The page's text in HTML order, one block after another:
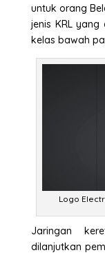
untuk orang
jenis KRL
kelas bawah
Logo
Jaringan
dilanjutkan